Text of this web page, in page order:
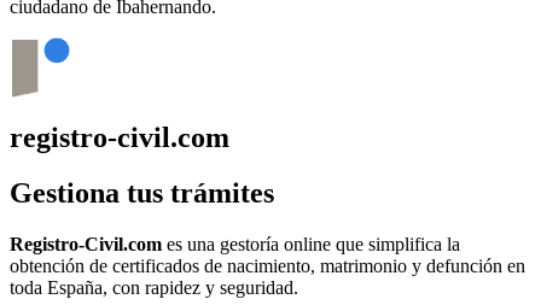
ciudadano de Ibahernando.
registro-civil.com
Gestiona tus trámites
Registro-Civil.com es una gestoría online que simplifica la
obtención de certificados de nacimiento, matrimonio y defunción en
toda España, con rapidez y seguridad.